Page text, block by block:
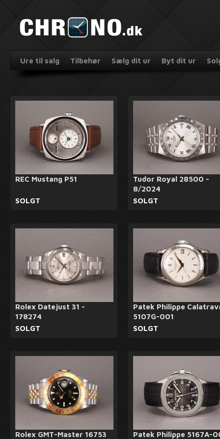
Ure til salg Tilbehør Sælg dit ur Byt dit ur
REC Mustang P51
SOLGT
Tudor Royal 28500 -
8/2024
SOLGT
Rolex Datejust 31 -
178274
SOLGT
Patek Philippe
5107G-001
SOLGT
Rolex GMT-Master 16753
Patek Philippe 5167A-